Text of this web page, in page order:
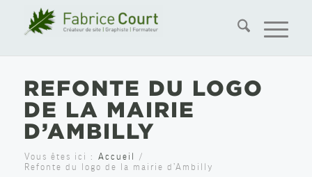
REFONTE DU LOGO
DE LA MAIRIE
D’AMBILLY
Vous êtes ici : Accueil /
Refonte du logo de la mairie d’Ambilly